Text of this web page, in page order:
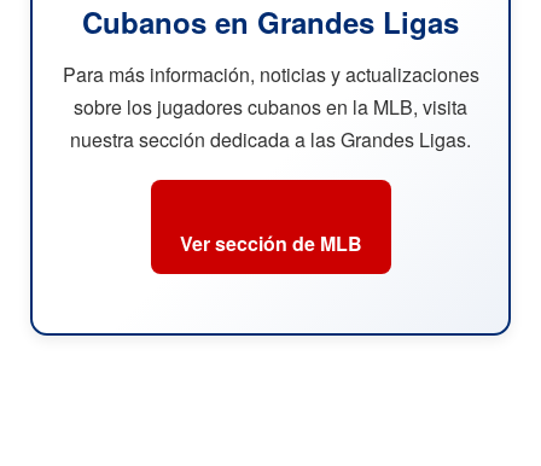
Cubanos en Grandes Ligas
Para más información, noticias y actualizaciones
sobre los jugadores cubanos en la MLB, visita
nuestra sección dedicada a las Grandes Ligas.
Ver sección de MLB